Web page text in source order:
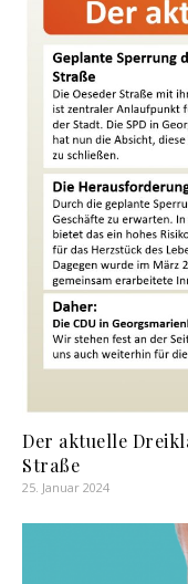
Der aktuelle
Straße
25. Januar 2024